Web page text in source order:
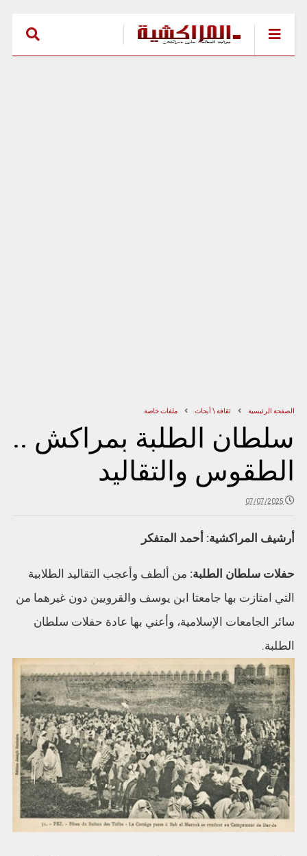
الصفحة الرئيسية ثقافة \ أبحاث ملفات خاصة
سلطان الطلبة بمراكش ..
الطقوس والتقاليد
07/07/2025
أرشيف المراكشية: أحمد المتفكر
حفلات سلطان الطلبة: من ألطف وأعجب التقاليد الطلابية
التي امتازت بها جامعتا ابن يوسف والقرويين دون غيرهما من
سائر الجامعات الإسلامية، وأعني بها عادة حفلات سلطان
الطلبة.